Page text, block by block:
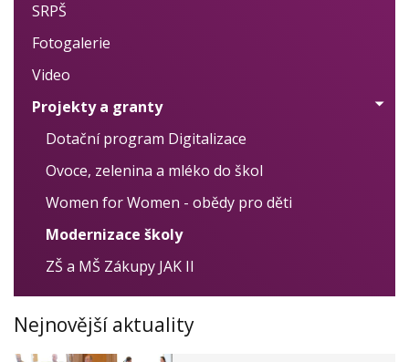
Individuální přístup
Logopedie, nápravy
Cizí jazyky
Školní vzdělávací program
Školní řád
Výroční zprávy
Vlastní hodnocení
Zprávy ČŠI
Rozpočet / Audity
Rozhodnutí o přijetí k základnímu vzdělávání
Rozhodnutí o přijetí k předškolnímu vzdělávání
Veřejné zakázky
Zásady ochrany osobních údajů
Prohlášení o ochraně oznamovatelů
SRPŠ
Fotogalerie
Video
Projekty a granty
Dotační program Digitalizace
Ovoce, zelenina a mléko do škol
Women for Women - obědy pro děti
Modernizace školy
ZŠ a MŠ Zákupy JAK II
Nejnovější aktuality